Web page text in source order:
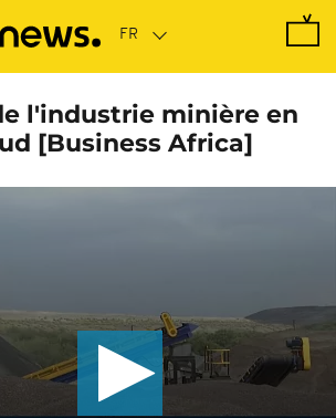
l'industrie minière en
[Business Africa]